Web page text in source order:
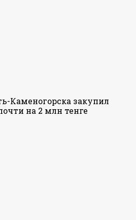
Каменогорска закупил
на 2 млн тенге